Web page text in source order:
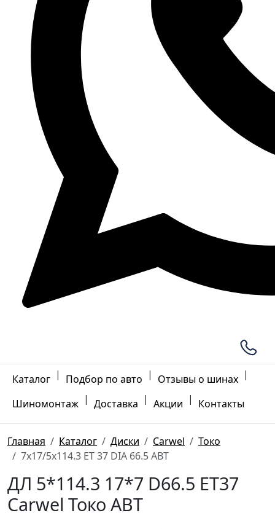
Каталог | Подбор по авто | Отзывы о шинах |
Шиномонтаж | Доставка | Акции | Контакты
Главная Каталог Диски Carwel
Токо
7x17/5x114.3 ET 37 DIA 66.5 ABT
ДЛ 5*114.3 17*7 D66.5 ET37
Carwel Токо ABT